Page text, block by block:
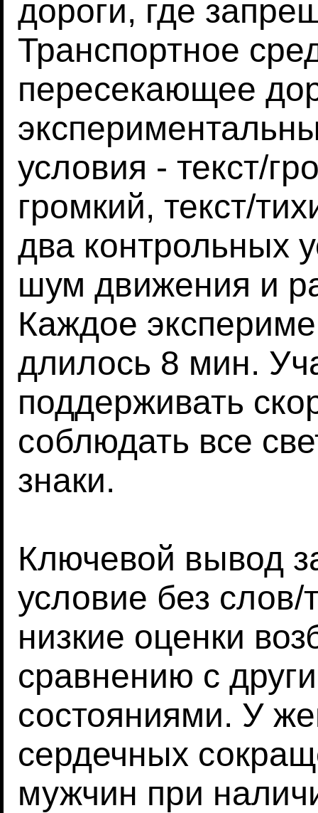
дороги, где
Транспортное
пересекающее
условия - текст/
громкий, текст/
два контрольных
шум движения и
Каждое
длилось 8 мин.
поддерживать
соблюдать все
знаки.
Ключевой вывод
условие без
низкие оценки
сравнению с
состояниями. У
сердечных
мужчин при